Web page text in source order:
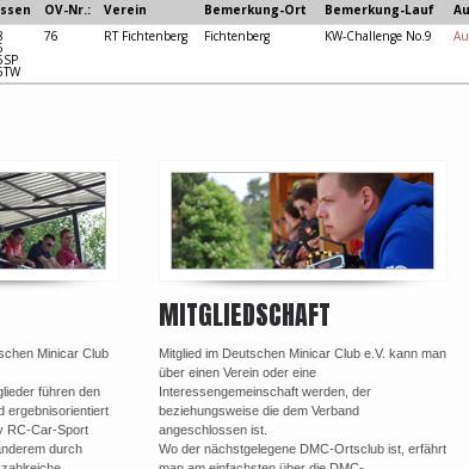
OV-Nr.: Verein Bemerkung-Ort Bemerkung-Lauf
76 RT Fichtenberg Fichtenberg KW-Challenge No.9
Minicar Club
führen den
ergebnisorientiert
RC-Car-Sport
durch
MITGLIEDSCHAFT
Mitglied im Deutschen Minicar Club e.V. kann man
über einen Verein oder eine
Interessengemeinschaft werden, der
beziehungsweise die dem Verband
angeschlossen ist.
Wo der nächstgelegene DMC-Ortsclub ist, erfährt